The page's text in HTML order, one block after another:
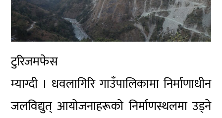
टुरिजमफेस
म्याग्दी । धवलागिरि गाउँपालिकामा निर्माणाधीन
जलविद्युत् आयोजनाहरूको निर्माणस्थलमा उड्ने